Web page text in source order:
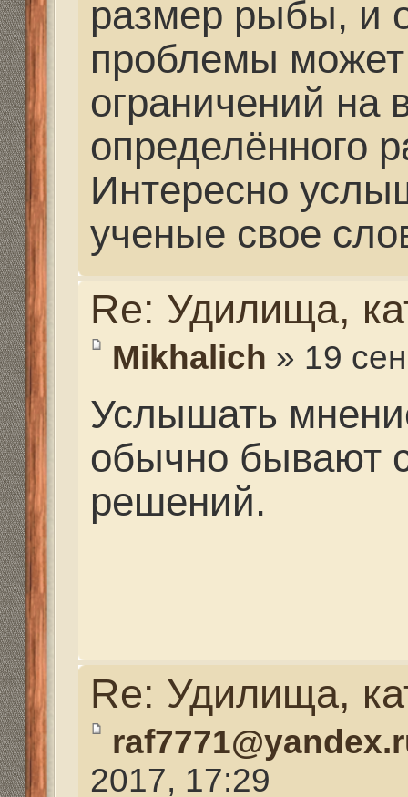
Re: Удилища,
Mikhalich» 21 сен 2017,
У нас пока
думают как
потомство. Можно ли
Re: Удилища,
08:19
"Карповая ловля" -
помельчали ее
Дима "сторожил" в
как я помню, были
Прошли те годы,
трофеем ниже 10 кг.
тогда сазан был